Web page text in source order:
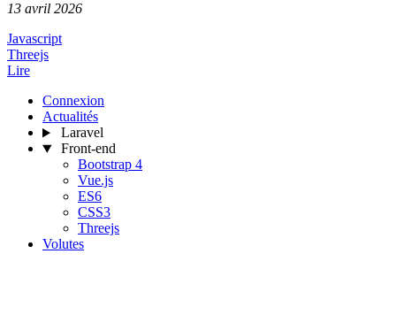
13 avril 2026
Javascript
Threejs
Lire
Connexion
Actualités
Laravel
Front-end
Bootstrap 4
Vue.js
ES6
CSS3
Threejs
Volutes